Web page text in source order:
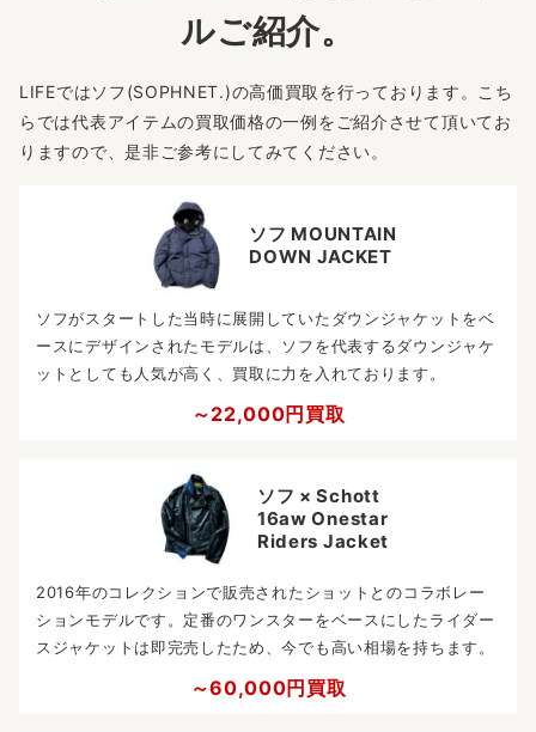
ルご紹介。
LIFEではソフ(SOPHNET.)の高価買取を行っております。こち
らでは代表アイテムの買取価格の一例をご紹介させて頂いてお
りますので、是非ご参考にしてみてください。
ソフ MOUNTAIN
DOWN JACKET
ソフがスタートした当時に展開していたダウンジャケットをベ
ースにデザインされたモデルは、ソフを代表するダウンジャケ
ットとしても人気が高く、買取に力を入れております。
～22,000円買取
ソフ × Schott
16aw Onestar
Riders Jacket
2016年のコレクションで販売されたショットとのコラボレー
ションモデルです。定番のワンスターをベースにしたライダー
スジャケットは即完売したため、今でも高い相場を持ちます。
～60,000円買取